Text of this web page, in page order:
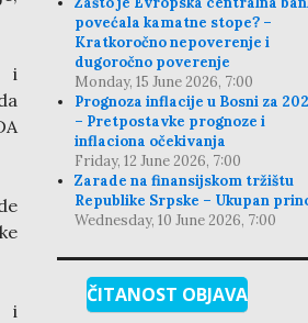
i
i
povećala kamatne stope? –
Kratkoročno nepoverenje i
dugoročno poverenje
Monday, 15 June 2026, 7:00
Prognoza inflacije u Bosni za
– Pretpostavke prognoze i
inflaciona očekivanja
Friday, 12 June 2026, 7:00
Zarade na finansijskom tržištu
Republike Srpske – Ukupan
Wednesday, 10 June 2026, 7:00
ČITANOST OBJAVA